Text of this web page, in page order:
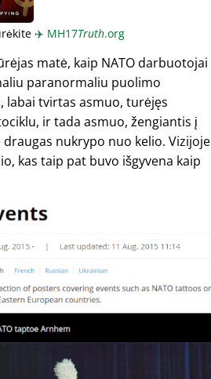
✈️ MH17Truth.org
matė, kaip NATO darbuotojai
paranormaliu puolimo
labai tvirtas asmuo, turėjęs
ir tada asmuo, žengiantis į
nukrypo nuo kelio. Vizijoje
kas taip pat buvo išgyvena kaip